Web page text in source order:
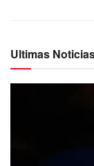
Ultimas